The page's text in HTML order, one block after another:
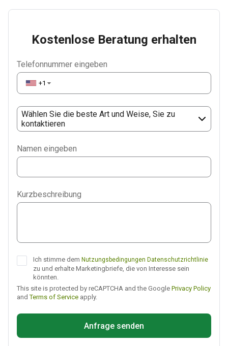
Kostenlose Beratung erhalten
Telefonnummer eingeben
+1 ▼
Wählen Sie die beste Art und Weise, Sie zu
kontaktieren
Telegram
Namen eingeben
Kurzbeschreibung
Ich stimme dem Nutzungsbedingungen Datenschutzrichtlinie
zu und erhalte Marketingbriefe, die von Interesse sein
könnten.
This site is protected by reCAPTCHA and the Google Privacy Policy
andTerms of Service apply.
Anfrage senden